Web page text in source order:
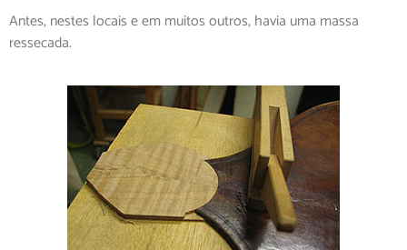
Antes, nestes locais e em muitos outros, havia uma massa
ressecada.